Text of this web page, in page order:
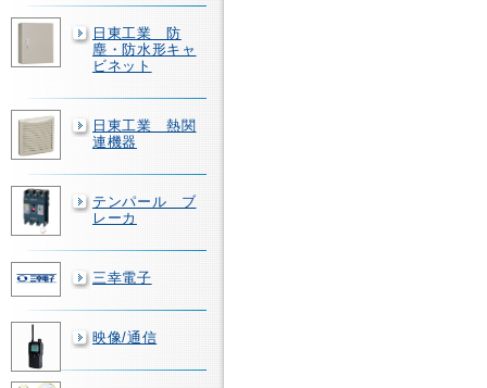
日東工業 防
塵・防水形キャ
ビネット
日東工業 熱関
連機器
テンパール ブ
レーカ
三幸電子
映像/通信